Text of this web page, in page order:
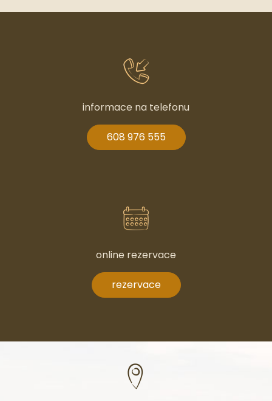
informace na telefonu
608 976 555
online rezervace
rezervace